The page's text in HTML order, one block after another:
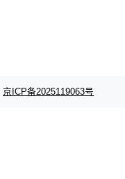
京ICP备2025119063号